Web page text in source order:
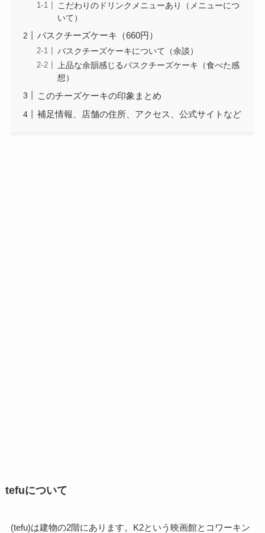
こだわりのドリンクメニューあり（メニューにつ
いて）
バスクチーズケーキ（660円）
バスクチーズケーキについて（余談）
上品な余韻感じるバスクチーズケーキ（食べた感
想）
このチーズケーキの印象まとめ
補足情報、店舗の住所、アクセス、公式サイトなど
tefuについて
(tefu)は建物の2階にあります。K2という映画館とコワーキン